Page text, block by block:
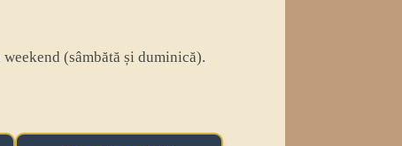
(sâmbătă și duminică).